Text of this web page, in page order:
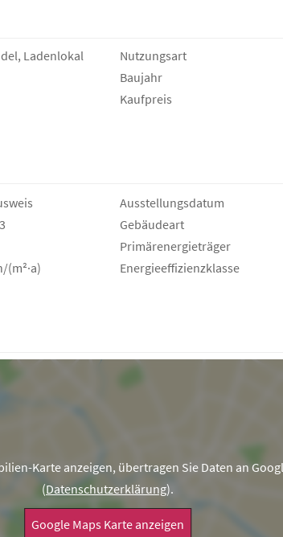
Ladenlokal Nutzungsart
Baujahr
Kaufpreis
Ausstellungsdatum
Gebäudeart
Primärenergieträger
(m²·a) Energie­effizienz­klasse
Karte anzeigen, übertragen Sie Daten an
(Datenschutzerklärung).
Google Maps Karte anzeigen